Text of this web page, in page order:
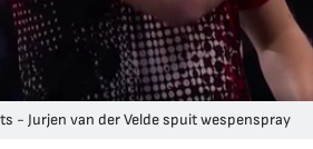
- Jurjen van der Velde spuit wespenspray